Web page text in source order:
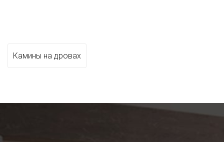
Камины на дровах